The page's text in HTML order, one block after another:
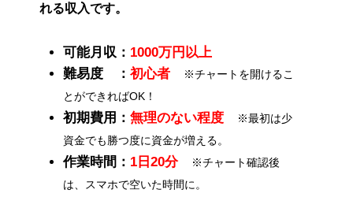
れる収入です。
可能月収： 1000万円以上
難易度 ： 初心者
※チャートを開けるこ
とができればOK！
初期費用： 無理のない程度
※最初は少
資金でも勝つ度に資金が増える。
作業時間： 1日20分
※チャート確認後
は、スマホで空いた時間に。